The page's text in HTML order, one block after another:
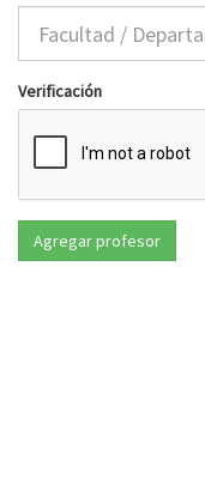
Verificación